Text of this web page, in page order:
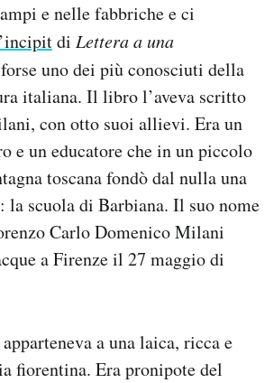
e nelle fabbriche e ci
di Lettera a una
uno dei più conosciuti della
italiana. Il libro l’aveva scritto
con otto suoi allievi. Era un
e un educatore che in un piccolo
toscana fondò dal nulla una
la scuola di Barbiana. Il suo nome
Carlo Domenico Milani
a Firenze il 27 maggio di
a una laica, ricca e
fiorentina. Era pronipote del